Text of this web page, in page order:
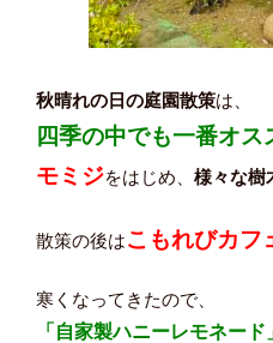
秋晴れの日の庭園散策は、
四季の中でも一番オス
モミジをはじめ、 様々な樹
散策の後はこもれびカフ
寒くなってきたので、
「自家製ハニーレモネード